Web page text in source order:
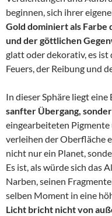
beginnen, sich ihrer
Gold dominiert als Farbe
und der göttlichen
glatt oder dekorativ, es ist
Feuers, der Reibung und
In dieser Sphäre liegt eine
sanfter Übergang,
eingearbeiteten
verleihen der Oberfläche
nicht nur ein Planet,
Es ist, als würde sich das
Narben, seinen
selben Moment in eine
Licht bricht nicht von